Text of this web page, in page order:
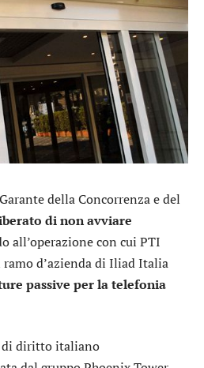
della Concorrenza e del
di non avviare
all’operazione con cui PTI
d’azienda di Iliad Italia
passive per la telefonia
di diritto italiano